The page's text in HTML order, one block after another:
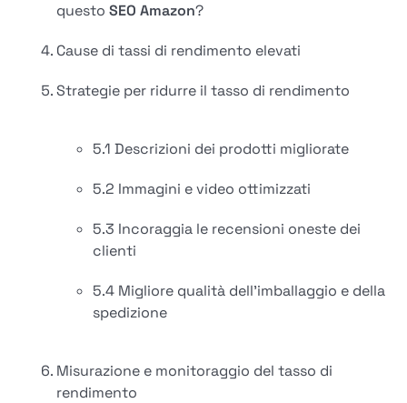
questoSEO Amazon?
Cause di tassi di rendimento elevati
Strategie per ridurre il tasso di rendimento
5.1 Descrizioni dei prodotti migliorate
5.2 Immagini e video ottimizzati
5.3 Incoraggia le recensioni oneste dei
clienti
5.4 Migliore qualità dell'imballaggio e della
spedizione
Misurazione e monitoraggio del tasso di
rendimento